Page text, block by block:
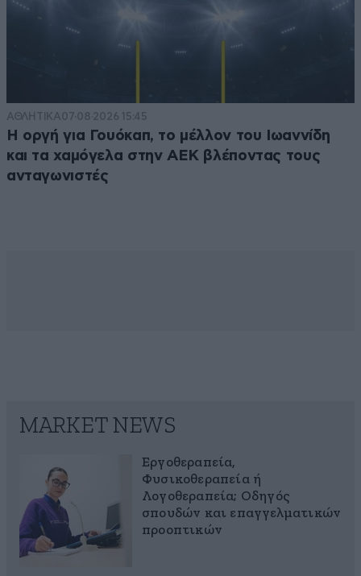
ΑΘΛΗΤΙΚΑ07·08·2026 15:45
Η οργή για Γουόκαπ, το μέλλον του Ιωαννίδη
και τα χαμόγελα στην ΑΕΚ βλέποντας τους
ανταγωνιστές
MARKET NEWS
Εργοθεραπεία,
Φυσικοθεραπεία ή
Λογοθεραπεία; Οδηγός
σπουδών και επαγγελματικών
προοπτικών